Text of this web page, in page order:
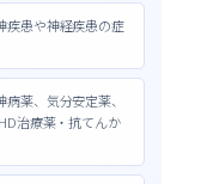
疾患や神経疾患の症
薬、気分安定薬、
治療薬・抗てんか